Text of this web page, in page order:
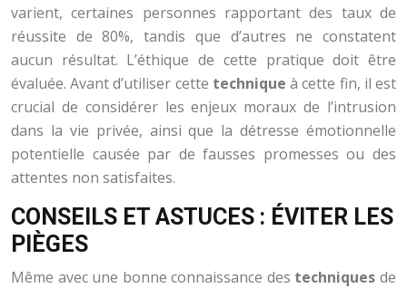
varient, certaines personnes rapportant des taux de
réussite de 80%, tandis que d’autres ne constatent
aucun résultat. L’éthique de cette pratique doit être
évaluée. Avant d’utiliser cette techniqueà cette fin, il est
crucial de considérer les enjeux moraux de l’intrusion
dans la vie privée, ainsi que la détresse émotionnelle
potentielle causée par de fausses promesses ou des
attentes non satisfaites.
CONSEILS ET ASTUCES : ÉVITER LES
PIÈGES
Même avec une bonne connaissance des techniquesde